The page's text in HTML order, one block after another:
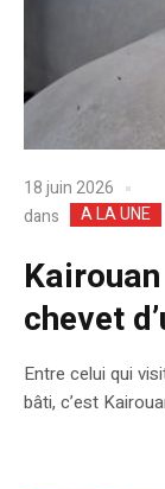
18 juin 2026
dans
A LA UNE
chevet
Entre celui qui
bâti, c’est